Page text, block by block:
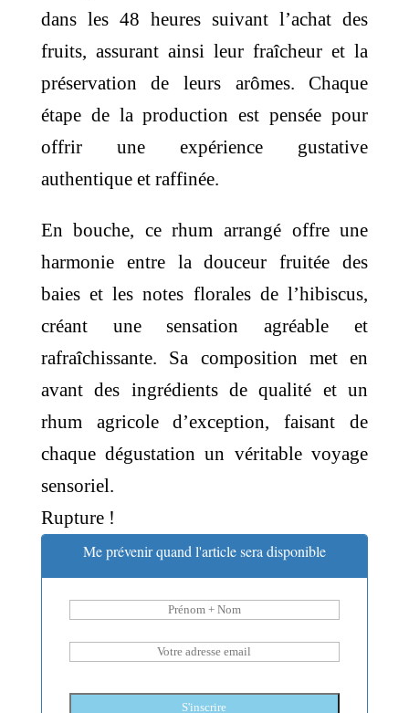
dans les 48 heures suivant l’achat des
fruits, assurant ainsi leur fraîcheur et la
préservation de leurs arômes.
Chaque
étape de la production est pensée pour
offrir une expérience gustative
authentique et raffinée.
En bouche, ce rhum arrangé offre une
harmonie entre la douceur fruitée des
baies et les notes florales de l’hibiscus,
créant une sensation agréable et
rafraîchissante.
Sa composition met en
avant des ingrédients de qualité et un
rhum agricole d’exception, faisant de
chaque dégustation un véritable voyage
sensoriel.
Rupture !
Me prévenir quand l'article sera disponible
S'inscrire